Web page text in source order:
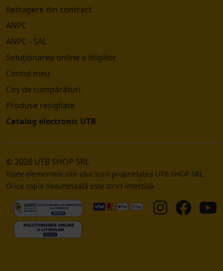
Retragere din contract
ANPC
ANPC - SAL
Soluționarea online a litigiilor
Contul meu
Coș de cumpărături
Produse resigilate
Catalog electronic UTB
© 2026 UTB SHOP SRL
Toate elementele site-ului sunt proprietatea UTB SHOP SRL.
Orice copie neautorizată este strict interzisă